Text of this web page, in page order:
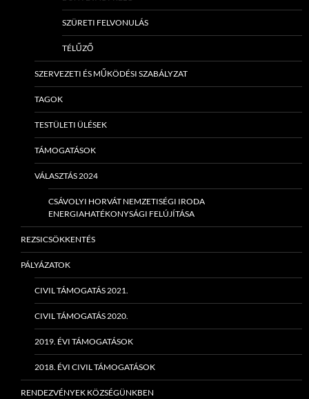
SZÜRETI FELVONULÁS
TÉLŰZŐ
SZERVEZETI ÉS MŰKÖDÉSI SZABÁLYZAT
TAGOK
TESTÜLETI ÜLÉSEK
TÁMOGATÁSOK
VÁLASZTÁS 2024
CSÁVOLYI HORVÁT NEMZETISÉGI IRODA
ENERGIAHATÉKONYSÁGI FELÚJÍTÁSA
REZSICSÖKKENTÉS
PÁLYÁZATOK
CIVIL TÁMOGATÁS 2021.
CIVIL TÁMOGATÁS 2020.
2019. ÉVI TÁMOGATÁSOK
2018. ÉVI CIVIL TÁMOGATÁSOK
RENDEZVÉNYEK KÖZSÉGÜNKBEN